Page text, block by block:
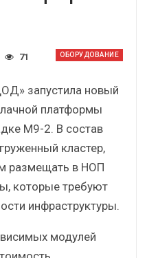
ОБОРУДОВАНИЕ
71
запустила новый
платформы
М9-2. В состав
кластер,
размещать в НОП
которые требуют
инфраструктуры.
модулей